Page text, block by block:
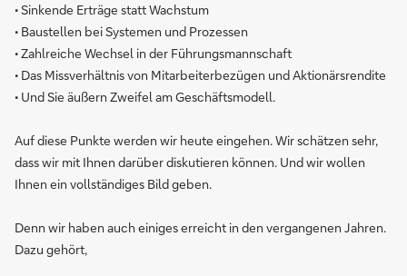
• Sinkende Erträge statt Wachstum
• Baustellen bei Systemen und Prozessen
• Zahlreiche Wechsel in der Führungsmannschaft
• Das Missverhältnis von Mitarbeiterbezügen und Aktionärsrendite
• Und Sie äußern Zweifel am Geschäftsmodell.
Auf diese Punkte werden wir heute eingehen. Wir schätzen sehr,
dass wir mit Ihnen darüber diskutieren können. Und wir wollen
Ihnen ein vollständiges Bild geben.
Denn wir haben auch einiges erreicht in den vergangenen Jahren.
Dazu gehört,